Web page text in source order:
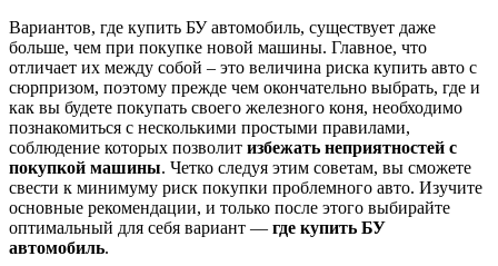
Вариантов, где купить БУ автомобиль, существует даже
больше, чем при покупке новой машины. Главное, что
отличает их между собой – это величина риска купить авто с
сюрпризом, поэтому прежде чем окончательно выбрать, где и
как вы будете покупать своего железного коня, необходимо
познакомиться с несколькими простыми правилами,
соблюдение которых позволит избежать неприятностей с
покупкой машины. Четко следуя этим советам, вы сможете
свести к минимуму риск покупки проблемного авто. Изучите
основные рекомендации, и только после этого выбирайте
оптимальный для себя вариант — где купить БУ
автомобиль.